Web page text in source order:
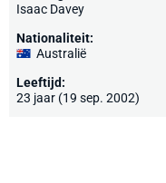
Isaac Davey
Nationaliteit:
Australië
Leeftijd:
23 jaar (19 sep. 2002)